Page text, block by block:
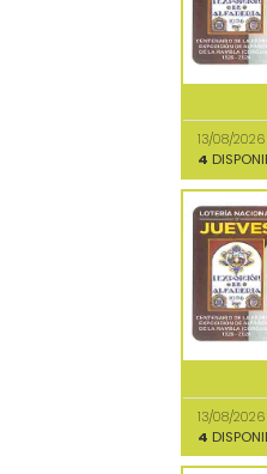
13/08/2026
4
13/08/2026
4